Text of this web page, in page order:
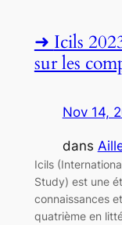
Icils
sur les
Nov 14,
dans
Icils
Study) est une
connaissances
quatrième en